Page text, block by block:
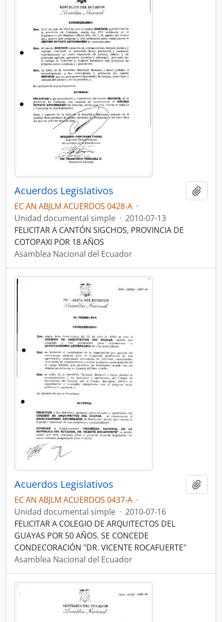
Acuerdos Legislativos
EC AN ABJLM ACUERDOS 0428-A ·
Unidad documental simple · 2010-07-13
FELICITAR A CANTÓN SIGCHOS, PROVINCIA DE
COTOPAXI POR 18 AÑOS
Asamblea Nacional del Ecuador
Acuerdos Legislativos
EC AN ABJLM ACUERDOS 0437-A ·
Unidad documental simple · 2010-07-16
FELICITAR A COLEGIO DE ARQUITECTOS DEL
GUAYAS POR 50 AÑOS. SE CONCEDE
CONDECORACIÓN "DR. VICENTE ROCAFUERTE"
Asamblea Nacional del Ecuador